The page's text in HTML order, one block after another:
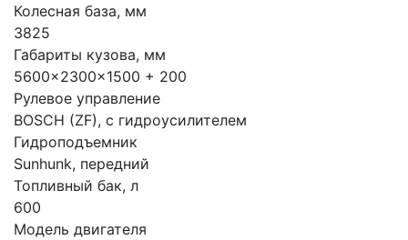
Колесная база, мм
3825
Габариты кузова, мм
5600x2300x1500 + 200
Рулевое управление
BOSCH (ZF), с гидроусилителем
Гидроподъемник
Sunhunk, передний
Топливный бак, л
600
Модель двигателя